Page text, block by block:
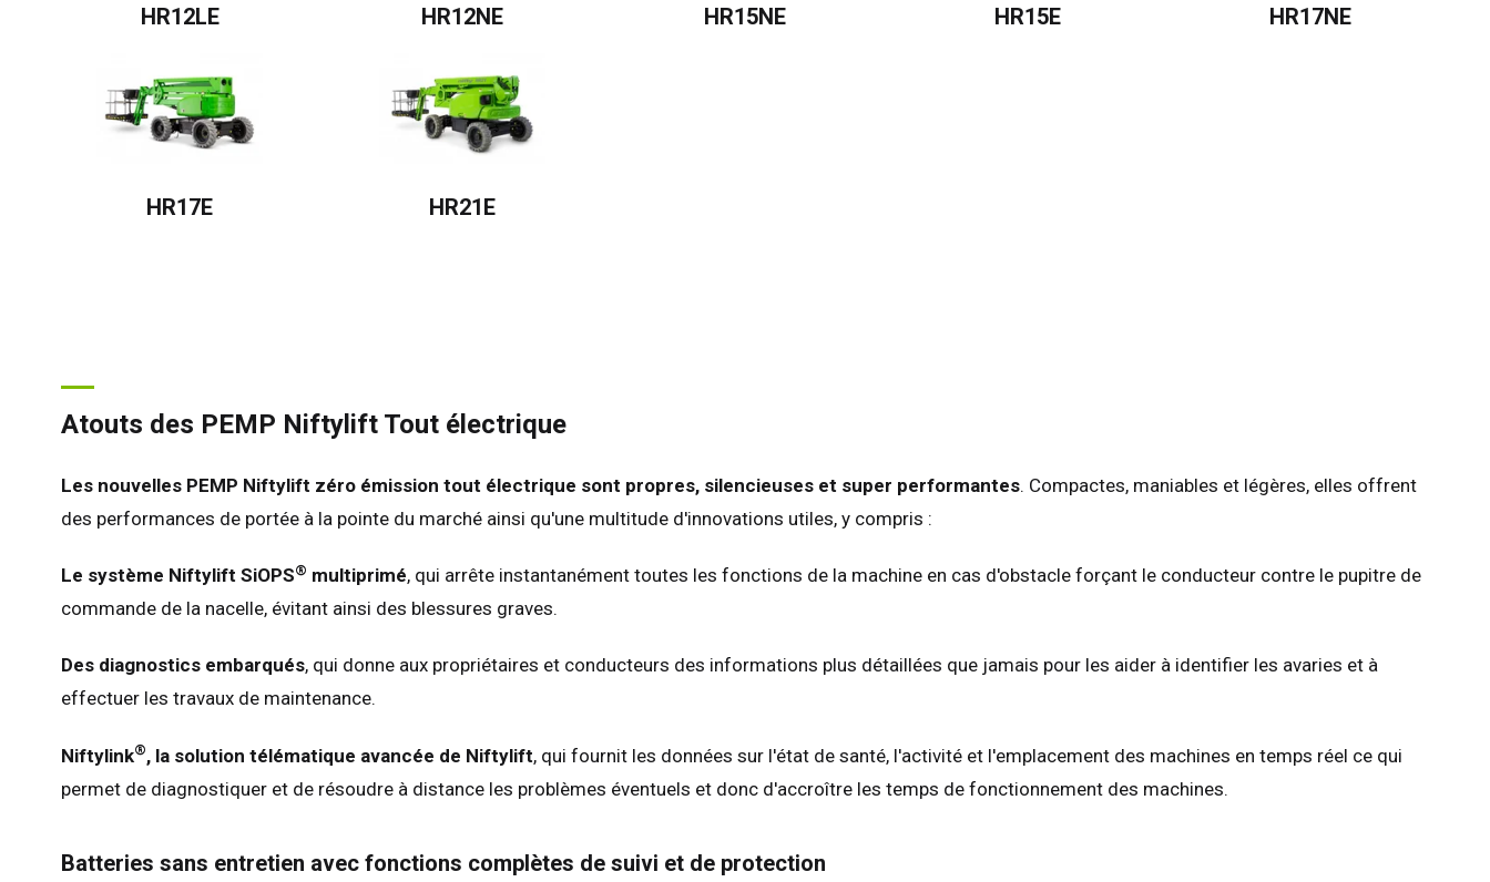
HR12LE HR12NE HR15NE HR15E HR17NE
HR17E HR21E
Atouts des PEMP Niftylift Tout électrique
Les nouvelles PEMP Niftylift zéro émission tout électrique sont propres, silencieuses et super performantes. Compactes, maniables et légères, elles offrent
des performances de portée à la pointe du marché ainsi qu'une multitude d'innovations utiles, y compris :
Le système Niftylift SiOPS® multiprimé, qui arrête instantanément toutes les fonctions de la machine en cas d'obstacle forçant le conducteur contre le pupitre de
commande de la nacelle, évitant ainsi des blessures graves.
Des diagnostics embarqués, qui donne aux propriétaires et conducteurs des informations plus détaillées que jamais pour les aider à identifier les avaries et à
effectuer les travaux de maintenance.
Niftylink®, la solution télématique avancée de Niftylift, qui fournit les données sur l'état de santé, l'activité et l'emplacement des machines en temps réel ce qui
permet de diagnostiquer et de résoudre à distance les problèmes éventuels et donc d'accroître les temps de fonctionnement des machines.
Batteries sans entretien avec fonctions complètes de suivi et de protection